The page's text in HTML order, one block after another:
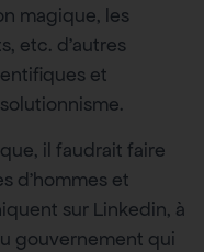
magique, les
etc. d’autres
et
il faudrait faire
d’hommes et
sur Linkedin, à
gouvernement qui